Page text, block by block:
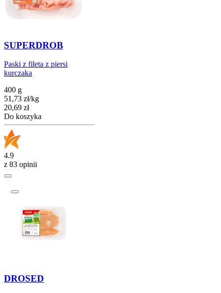
SUPERDROB
Paski z fileta z piersi
kurczaka
400 g
51,73 zł/kg
Cena
20,69 zł
Do koszyka
4.9
z 83 opinii
DROSED